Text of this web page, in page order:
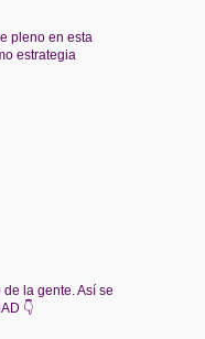
pleno en esta
estrategia
la gente. Así se
👇